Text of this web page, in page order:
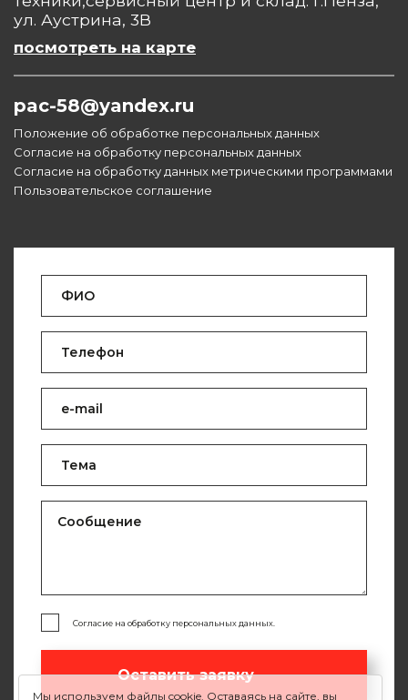
ул. Аустрина, 3В
посмотреть на карте
pac-58@yandex.ru
Положение об обработке персональных данных
Согласие на обработку персональных данных
Согласие на обработку данных метрическими программами
Пользовательское соглашение
Согласие на обработку персональных данных.
Оставить заявку
Мы используем файлы cookie. Оставаясь на сайте, вы